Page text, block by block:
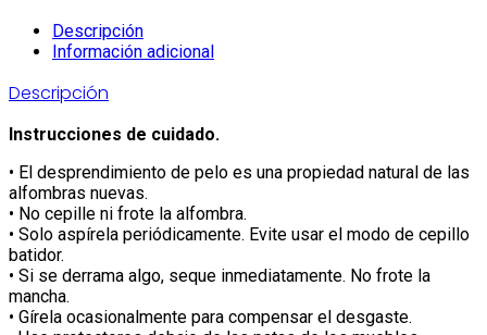
Descripción
Información adicional
Descripción
Instrucciones de cuidado.
•⁠ ⁠El desprendimiento de pelo es una propiedad natural de las
alfombras nuevas.
•⁠ ⁠No cepille ni frote la alfombra.
•⁠ ⁠Solo aspírela periódicamente. Evite usar el modo de cepillo
batidor.
•⁠ ⁠Si se derrama algo, seque inmediatamente. No frote la
mancha.
•⁠ ⁠Gírela ocasionalmente para compensar el desgaste.